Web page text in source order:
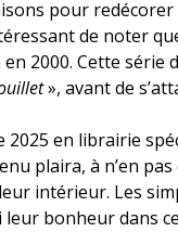
pour
de noter
2000. Cette
», avant de
2025 en librairie
plaira, à n’en
intérieur. Les
bonheur dans